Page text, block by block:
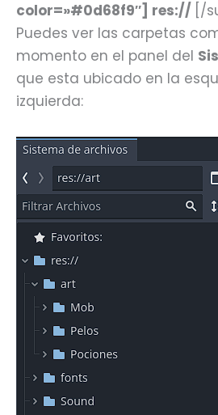
color=»#0d68f9″] res:// [/
Puedes ver las carpetas
momento en el panel del
que esta ubicado en la
izquierda: